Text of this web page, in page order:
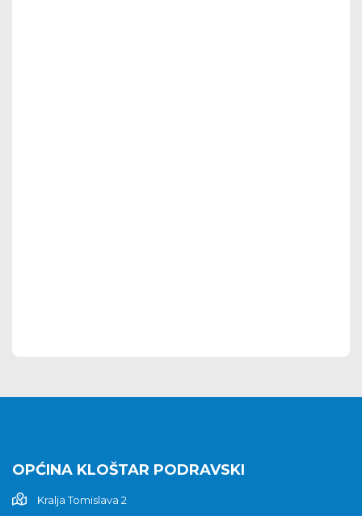
OPĆINA KLOŠTAR PODRAVSKI
Kralja Tomislava 2